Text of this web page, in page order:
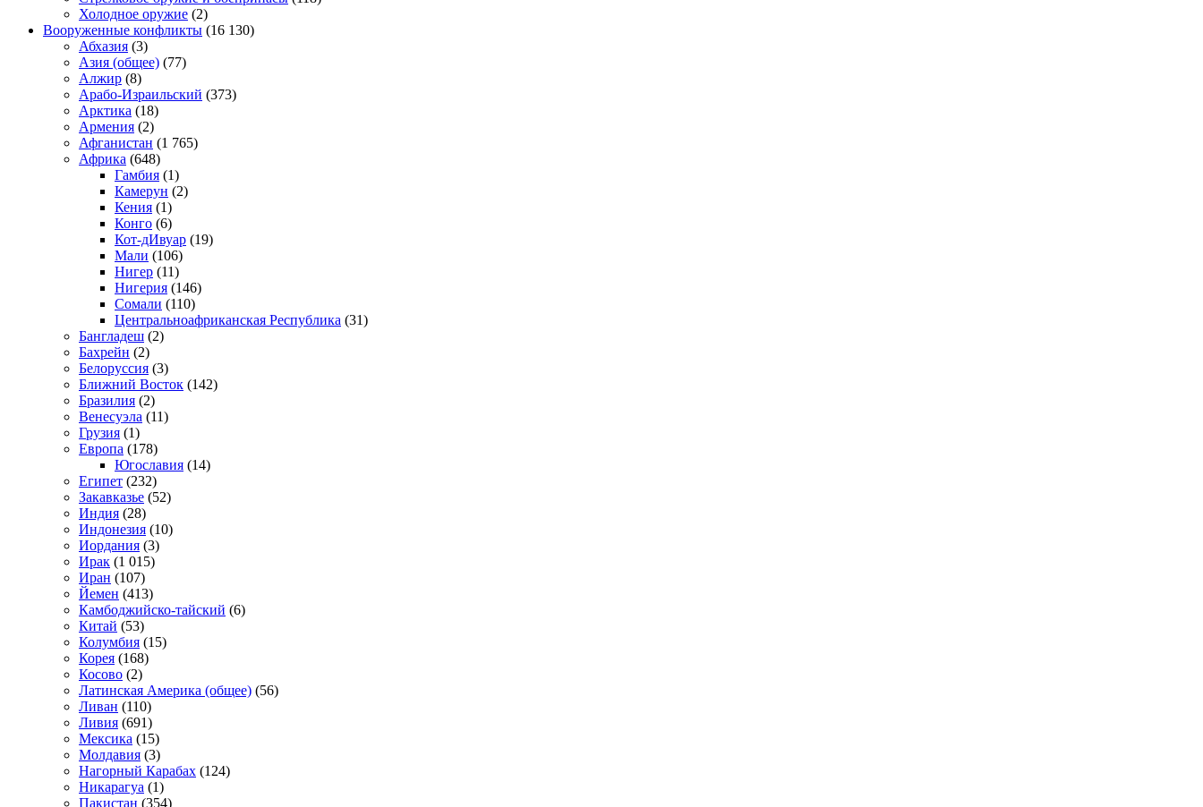
Холодное оружие (2)
Вооруженные конфликты (16 130)
Абхазия (3)
Азия (общее) (77)
Алжир (8)
Арабо-Израильский (373)
Арктика (18)
Армения (2)
Афганистан (1 765)
Африка (648)
Гамбия (1)
Камерун (2)
Кения (1)
Конго (6)
Кот-дИвуар (19)
Мали (106)
Нигер (11)
Нигерия (146)
Сомали (110)
Центральноафриканская Республика (31)
Бангладеш (2)
Бахрейн (2)
Белоруссия (3)
Ближний Восток (142)
Бразилия (2)
Венесуэла (11)
Грузия (1)
Европа (178)
Югославия (14)
Египет (232)
Закавказье (52)
Индия (28)
Индонезия (10)
Иордания (3)
Ирак (1 015)
Иран (107)
Йемен (413)
Камбоджийско-тайский (6)
Китай (53)
Колумбия (15)
Корея (168)
Косово (2)
Латинская Америка (общее) (56)
Ливан (110)
Ливия (691)
Мексика (15)
Молдавия (3)
Нагорный Карабах (124)
Никарагуа (1)
Пакистан (354)